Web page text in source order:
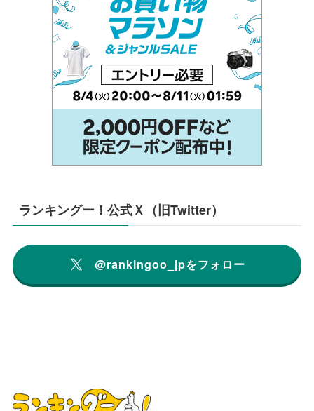
ランキングー！公式Ｘ（旧Twitter）
@rankingoo_jpをフォロー